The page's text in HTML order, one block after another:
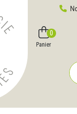
pharmacie en ligne
Panier
0